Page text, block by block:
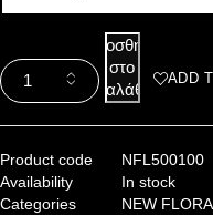
Προσθήκη
στο
καλάθι
ADD
Product code
NFL500100
Availability
In stock
Categories
NEW